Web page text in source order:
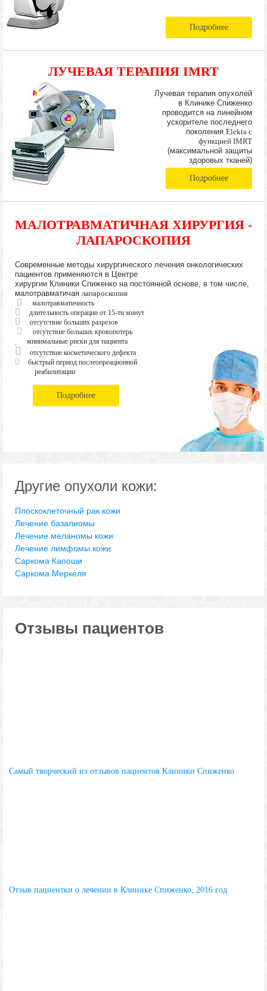
Подробнее
ЛУЧЕВАЯ ТЕРАПИЯ IMRT
Лучевая терапия опухолей
в Клинике Спиженко
проводится на линейном
ускорителе последнего
поколения Elekta с
функцией IMRT
(максимальной защиты
здоровых тканей)
Подробнее
МАЛОТРАВМАТИЧНАЯ ХИРУРГИЯ -
ЛАПАРОСКОПИЯ
Современные методы хирургического лечения онкологических
пациентов применяются в Центре
хирургии Клиники Спиженко на постоянной основе, в том числе,
малотравматичая лапароскопия
малотравматичность
длительность операции от 15-ти минут
отсутствие больших разрезов
отсутствие больших кровопотерь
минимальные риски для пациента
отсутствие косметического дефекта
быстрый период послеопреационной
реабилитации
Подробнее
Другие опухоли кожи:
Плоскоклеточный рак кожи
Лечение базалиомы
Лечение меланомы кожи
Лечение лимфомы кожи
Саркома Капоши
Саркома Меркеля
Отзывы пациентов
Самый творческий из отзывов пациентов Клиники Спиженко
Отзыв пациентки о лечении в Клинике Спиженко, 2016 год